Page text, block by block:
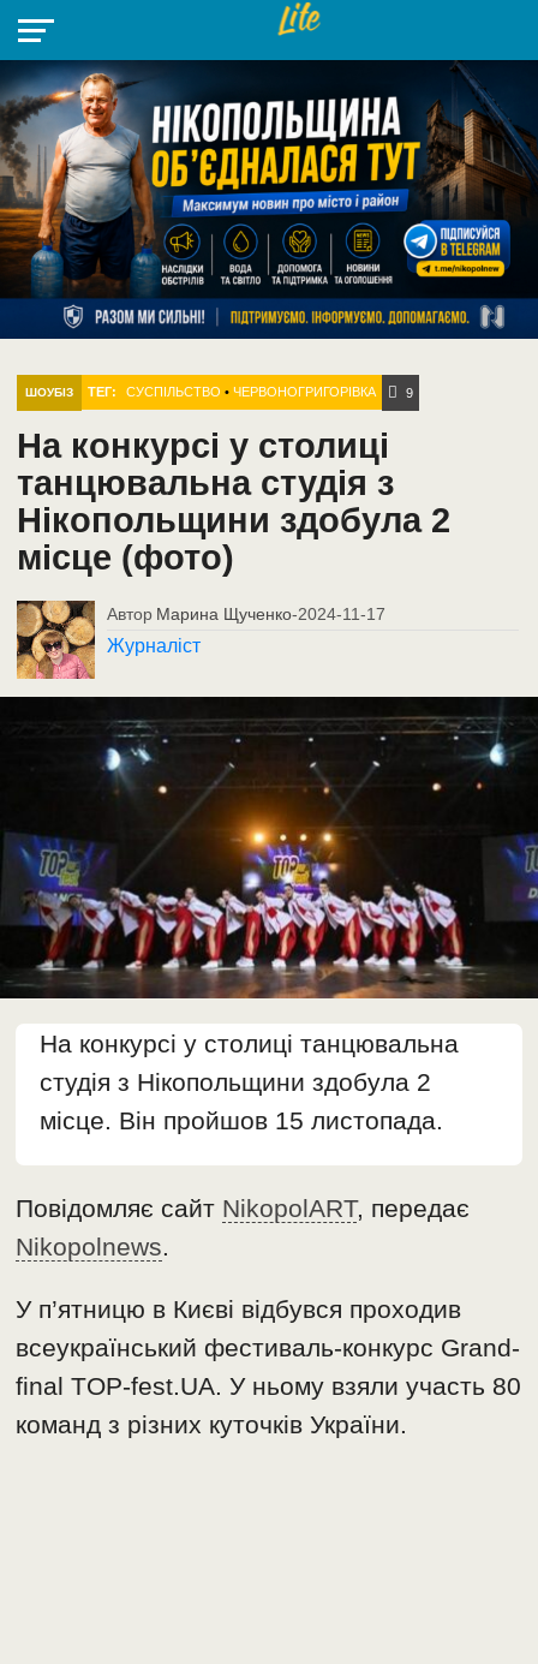
НІКОПОЛЬ
РАЙОН
СІЧЕСЛАВСЬКА
УКРАЇНА
РЕТРО
НІКОПОЛЬ
ЛАЙТ
УКРАЇНА
ДОПОМОГА
РАДІО
ШОУБІЗ ТЕГ: СУСПІЛЬСТВО • ЧЕРВОНОГРИГОРІВКА 9
На конкурсі у столиці
танцювальна студія з
Нікопольщини здобула 2
місце (фото)
Автор Марина Щученко-2024-11-17
Журналіст
На конкурсі у столиці танцювальна
студія з Нікопольщини здобула 2
місце. Він пройшов 15 листопада.
Повідомляє сайт NikopolART, передає
Nikopolnews.
У п’ятницю в Києві відбувся проходив
всеукраїнський фестиваль-конкурс Grand-
final TOP-fest.UA. У ньому взяли участь 80
команд з різних куточків України.